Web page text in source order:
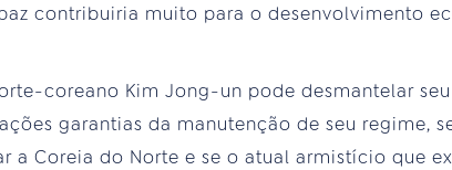
contribuiria muito para o desenvolvimento
coreano Kim Jong-un pode desmantelar
garantias da manutenção de seu regime,
a Coreia do Norte e se o atual armistício que